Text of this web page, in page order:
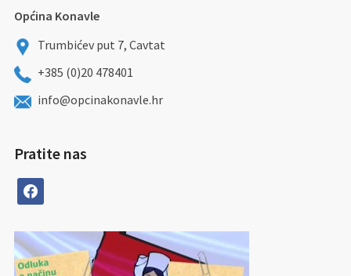
Općina Konavle
Trumbićev put 7, Cavtat
+385 (0)20 478401
info@opcinakonavle.hr
Pratite nas
facebook